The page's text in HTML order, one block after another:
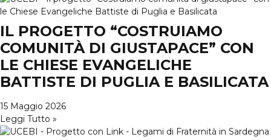
IL PROGETTO “COSTRUIAMO
COMUNITÀ DI GIUSTAPACE” CON
LE CHIESE EVANGELICHE
BATTISTE DI PUGLIA E BASILICATA
15 Maggio 2026
Leggi Tutto »